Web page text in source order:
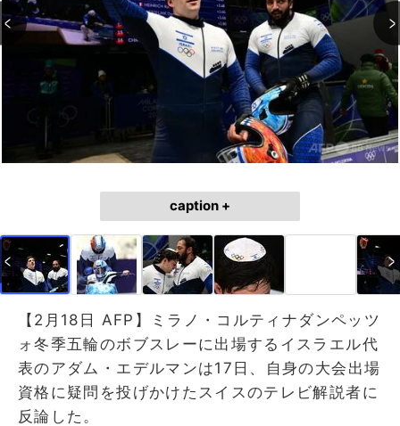
caption +
【2月18日 AFP】ミラノ・コルティナダンペッツ
ォ冬季五輪のボブスレーに出場するイスラエル代
表のアダム・エデルマンは17日、自身の大会出場
資格に疑問を投げかけたスイスのテレビ解説者に
反論した。